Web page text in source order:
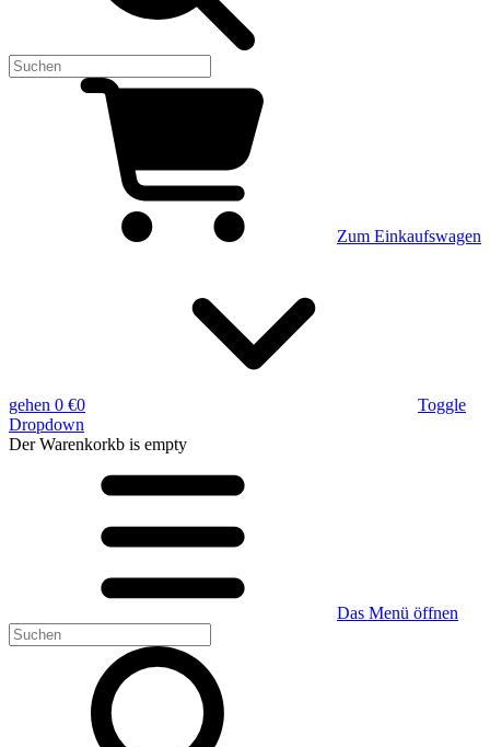
Zum Einkaufswagen
gehen 0 €0
Toggle
Dropdown
Der Warenkorkb is empty
Das Menü öffnen